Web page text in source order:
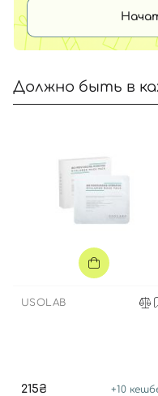
Должно быть в
USOLAB
215₴ +10